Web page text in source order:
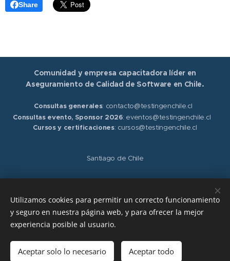
Share
Comunidad y empresa capacitadora líder en
Aseguramiento de Calidad de Software en Chile.
Consultas generales: contacto@testingenchile.cl
Consultas evento, Sponsor 2026: eventos@testingenchile.cl
Cursos y certificaciones: cursos@testingenchile.cl
Santiago de Chile
LinkedIn Facebook
Términos y condiciones. Políticas de privacidad.
© 2026 Capacitaciones
Utilizamos cookies para permitir un correcto funcionamiento
y seguro en nuestra página web, y para ofrecer la mejor
experiencia posible al usuario.
Aceptar solo lo necesario Aceptar todo